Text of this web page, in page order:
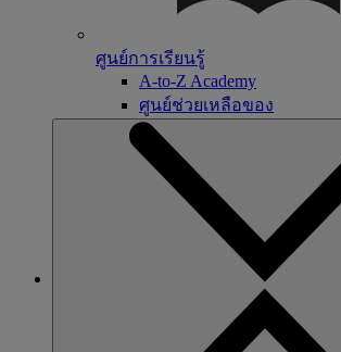
ศูนย์การเรียนรู้
A-to-Z Academy
ศูนย์ช่วยเหลือของ